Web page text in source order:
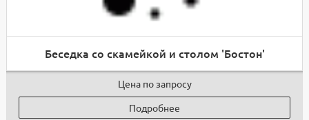
Беседка со скамейкой и столом 'Бостон'
Цена по запросу
Подробнее